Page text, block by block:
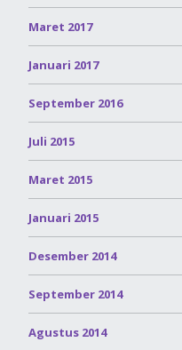
Maret 2017
Januari 2017
September 2016
Juli 2015
Maret 2015
Januari 2015
Desember 2014
September 2014
Agustus 2014